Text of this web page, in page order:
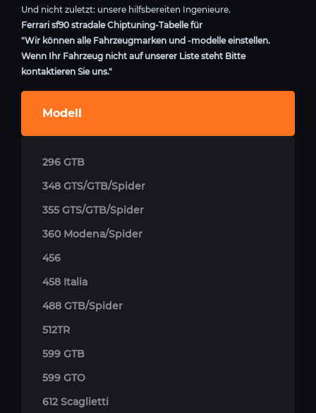
Und nicht zuletzt: unsere hilfsbereiten Ingenieure.
Ferrari sf90 stradale Chiptuning-Tabelle für
"Wir können alle Fahrzeugmarken und -modelle einstellen.
Wenn Ihr Fahrzeug nicht auf unserer Liste steht Bitte
kontaktieren Sie uns."
Modell
296 GTB
348 GTS/GTB/Spider
355 GTS/GTB/Spider
360 Modena/Spider
456
458 Italia
488 GTB/Spider
512TR
599 GTB
599 GTO
612 Scaglietti